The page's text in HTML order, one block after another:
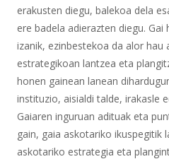
erakusten diegu, balekoa dela
ere badela adierazten diegu. Gai
izanik, ezinbestekoa da alor hau
estrategikoan lantzea eta
honen gainean lanean
instituzio, aisialdi talde, irakasle
Gaiaren inguruan adituak eta
gain, gaia askotariko ikuspegitik
askotariko estrategia eta